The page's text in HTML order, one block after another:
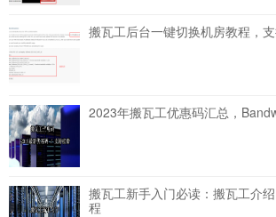
搬瓦工后台一键切换机房教程，
2023年搬瓦工优惠码汇总，
搬瓦工新手入门必读：搬瓦工介
程